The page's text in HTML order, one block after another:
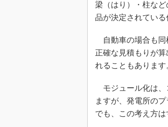
梁（はり）・柱な
品が決定されている
自動車の場合も同
正確な見積もりが
れることもあります
モジュール化は、
ますが、発電所の
でも、この考え方は